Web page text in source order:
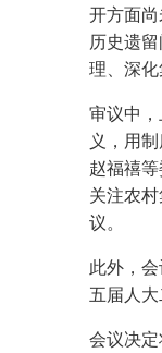
开方面
历史遗
理、深化
审议中
义，用
赵福禧
关注农
议。
此外，
五届人
会议决